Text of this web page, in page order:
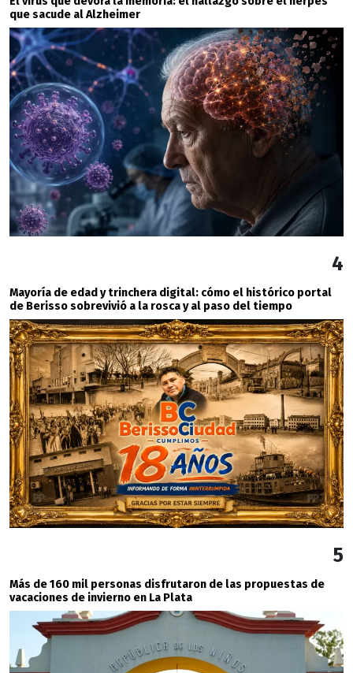
que sacude al Alzheimer
4
Mayoría de edad y trinchera digital: cómo el histórico portal
de Berisso sobrevivió a la rosca y al paso del tiempo
5
Más de 160 mil personas disfrutaron de las propuestas de
vacaciones de invierno en La Plata